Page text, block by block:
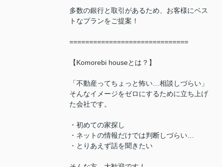
多数の銀行と取引があるため、お客様にベス
トなプランをご提案！
==============================
【Komorebi houseとは？】
「不動産ってちょっと怖い…相談しづらい」
そんなイメージをゼロにするために立ち上げ
た会社です。
・初めての家探し
・ネットの情報だけでは判断しづらい…
・とりあえず話を聞きたい